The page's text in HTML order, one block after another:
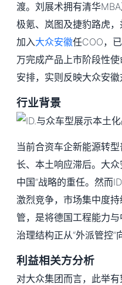
渡。刘展术拥有清华
极氪、岚图及捷豹路虎
加入大众安徽任COO，
万完成产品上市阶段性
安排，实则反映大众安徽
行业背景
当前合资车企新能源转
长、本土响应滞后。大
中国”战略的重任。然而
激烈竞争，市场集中度
管，是将德国工程能力
治理结构正从“外派管控”
利益相关方分析
对大众集团而言，此举